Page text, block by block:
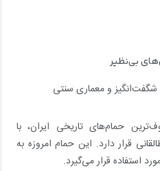
شگفت‌انگیز و معماری سنتی
حمام‌های تاریخی ایران، با
قرار دارد. این حمام امروزه به
استفاده قرار می‌گیرد.